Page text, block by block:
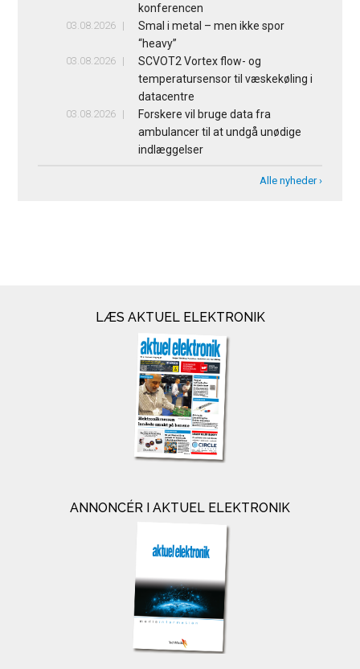
konferencen
03.08.2026
Smal i metal – men ikke spor
“heavy”
03.08.2026
SCVOT2 Vortex flow- og
temperatursensor til væskekøling i
datacentre
03.08.2026
Forskere vil bruge data fra
ambulancer til at undgå unødige
indlæggelser
Alle nyheder ›
LÆS AKTUEL ELEKTRONIK
ANNONCÉR I AKTUEL ELEKTRONIK